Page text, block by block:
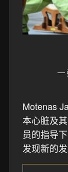
Motenas
本心脏及
员的指导
发现新的